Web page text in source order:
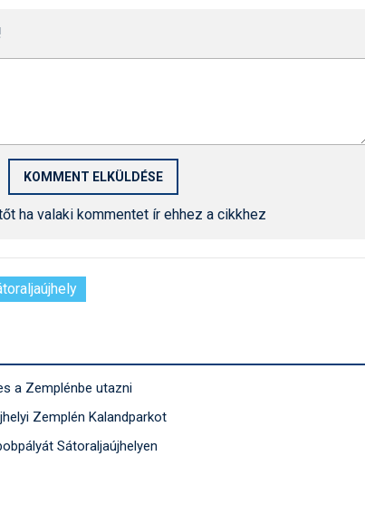
ha valaki kommentet ír ehhez a cikkhez
a Zemplénbe utazni
Zemplén Kalandparkot
Sátoraljaújhelyen